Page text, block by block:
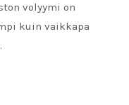
volyymi on
kuin vaikkapa